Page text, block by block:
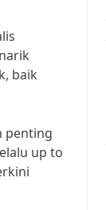
baik
penting
up to